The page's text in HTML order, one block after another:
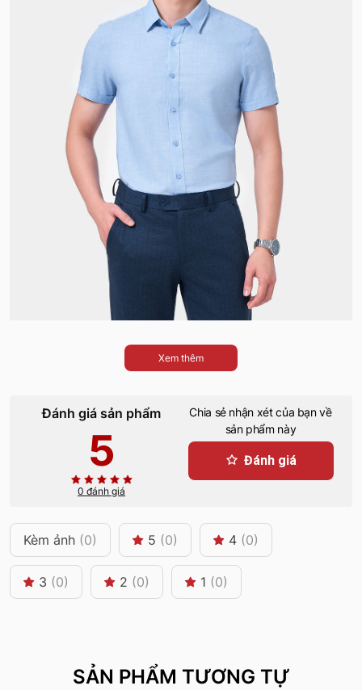
Xem thêm
Đánh giá sản phẩm
5
0 đánh giá
Chia sẻ nhận xét của bạn về
sản phẩm này
Đánh giá
Kèm ảnh (0) 5 (0) 4 (0)
3 (0) 2 (0) 1 (0)
SẢN PHẨM TƯƠNG TỰ